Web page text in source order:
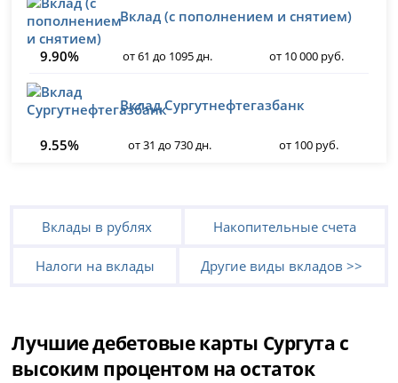
Вклад (с пополнением и снятием)
9.90% от 61 до 1095 дн. от 10 000 руб.
Вклад Сургутнефтегазбанк
9.55% от 31 до 730 дн. от 100 руб.
Вклады в рублях Накопительные счета
Налоги на вклады Другие виды вкладов >>
Лучшие дебетовые карты Сургута с
высоким процентом на остаток